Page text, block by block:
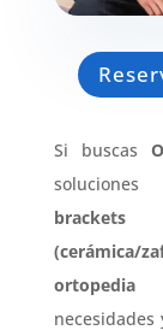
Si buscas
soluciones
brackets
(cerámica/
ortopedia